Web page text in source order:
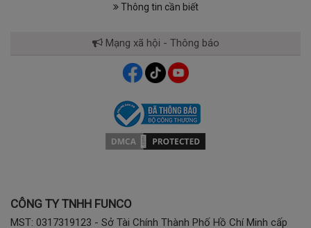
Thông tin cần biết
Mạng xã hội - Thông báo
CÔNG TY TNHH FUNCO
MST: 0317319123 - Sở Tài Chính Thành Phố Hồ Chí Minh cấp